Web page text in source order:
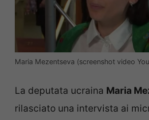
Maria Mezentseva (screenshot video
La deputata ucraina Maria
rilasciato una intervista ai